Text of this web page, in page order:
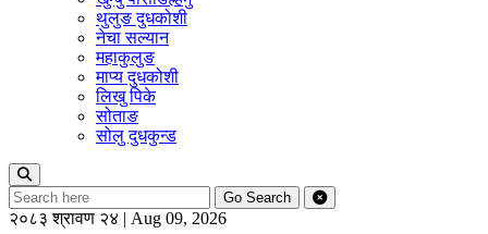
थुलुङ दुधकोशी
नेचा सल्यान
महाकुलुङ
माप्य दुधकोशी
लिखु पिके
सोताङ
सोलु दुधकुन्ड
Go Search
२०८३ श्रावण २४ | Aug 09, 2026